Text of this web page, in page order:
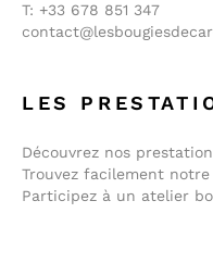
T: +33 678 851 347
LES
Découvrez nos
Trouvez facilement
Participez à un atelier